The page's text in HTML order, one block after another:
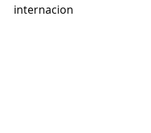
internacion